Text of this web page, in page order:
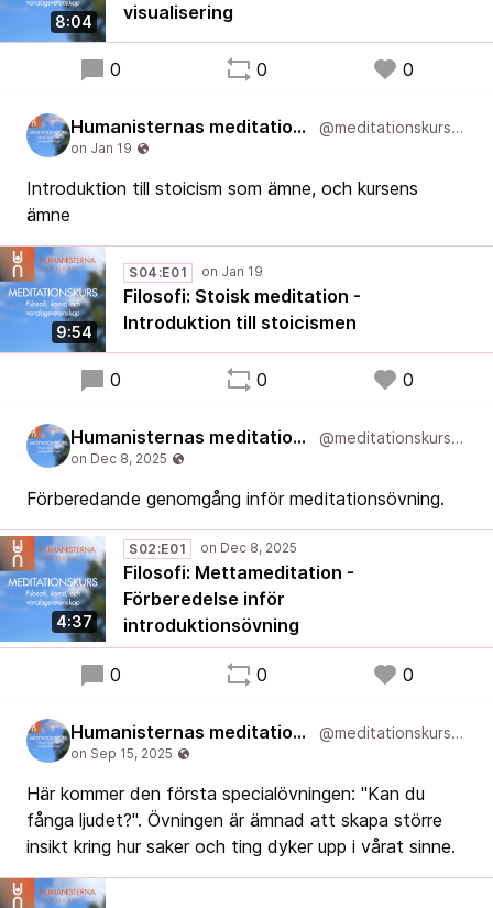
8:04
visualisering
0 0 0
Humanisternas meditationskurs: filosofi, konst, och vardagsvetenskap @meditationskurs@new.podcast.humanist.academy
Introduktion till stoicism som ämne, och kursens
ämne
9:54
S04:E01
Filosofi: Stoisk meditation -
Introduktion till stoicismen
0 0 0
Humanisternas meditationskurs: filosofi, konst, och vardagsvetenskap @meditationskurs@new.podcast.humanist.academy
Förberedande genomgång inför meditationsövning.
4:37
S02:E01
Filosofi: Mettameditation -
Förberedelse inför
introduktionsövning
0 0 0
Humanisternas meditationskurs: filosofi, konst, och vardagsvetenskap @meditationskurs@new.podcast.humanist.academy
Här kommer den första specialövningen: "Kan du
fånga ljudet?". Övningen är ämnad att skapa större
insikt kring hur saker och ting dyker upp i vårat sinne.